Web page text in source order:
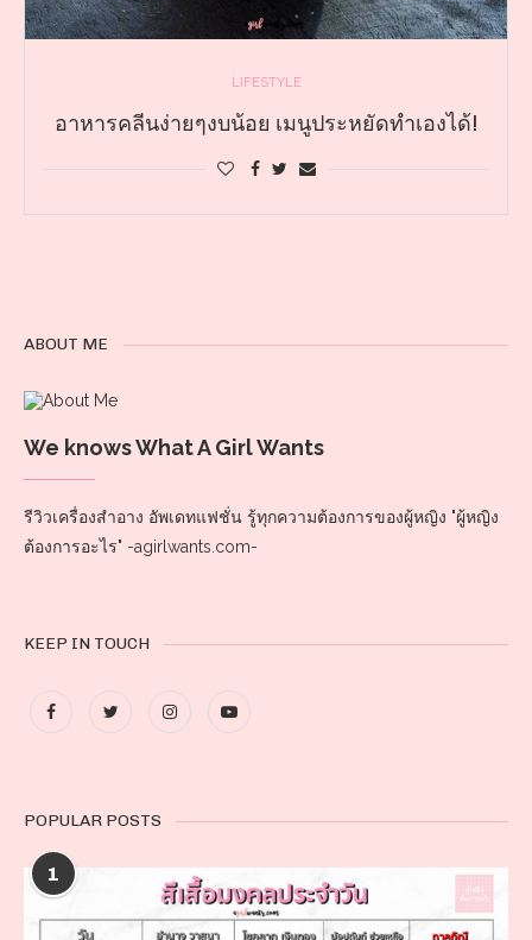
LIFESTYLE
อาหารคลีนง่ายๆงบน้อย เมนูประหยัดทำเองได้!
ABOUT ME
We knows What A Girl Wants
รีวิวเครื่องสำอาง อัพเดทแฟชั่น รู้ทุกความต้องการของผู้หญิง "ผู้หญิง
ต้องการอะไร" -agirlwants.com-
KEEP IN TOUCH
POPULAR POSTS
1